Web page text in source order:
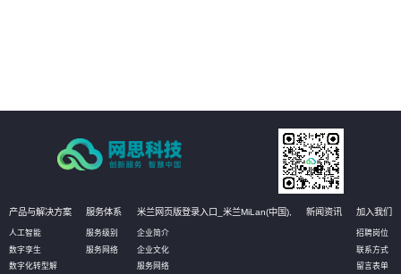
产品与解决方案
人工智能
数字孪生
数字化转型解
服务体系
服务级别
服务网络
米兰网页版登录入口_米兰MiLan(中国),
企业简介
企业文化
服务网络
新闻资讯 加入我们
招聘岗位
联系方式
留言表单